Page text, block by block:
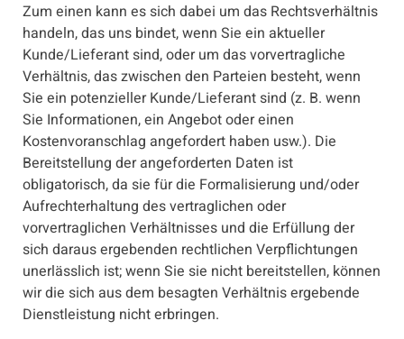
Zum einen kann es sich dabei um das Rechtsverhältnis
handeln, das uns bindet, wenn Sie ein aktueller
Kunde/Lieferant sind, oder um das vorvertragliche
Verhältnis, das zwischen den Parteien besteht, wenn
Sie ein potenzieller Kunde/Lieferant sind (z. B. wenn
Sie Informationen, ein Angebot oder einen
Kostenvoranschlag angefordert haben usw.). Die
Bereitstellung der angeforderten Daten ist
obligatorisch, da sie für die Formalisierung und/oder
Aufrechterhaltung des vertraglichen oder
vorvertraglichen Verhältnisses und die Erfüllung der
sich daraus ergebenden rechtlichen Verpflichtungen
unerlässlich ist; wenn Sie sie nicht bereitstellen, können
wir die sich aus dem besagten Verhältnis ergebende
Dienstleistung nicht erbringen.